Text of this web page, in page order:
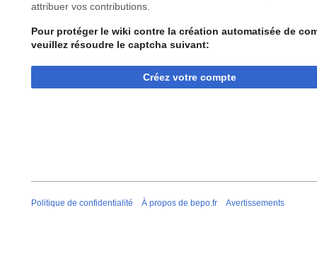
attribuer vos contributions.
Pour protéger le wiki contre la création automatisée de
veuillez résoudre le captcha suivant:
Créez votre compte
Politique de confidentialité À propos de bepo.fr Avertissements